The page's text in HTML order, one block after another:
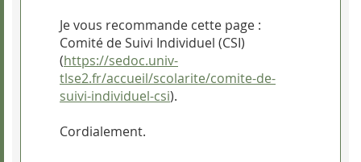
Je vous recommande cette page :
Comité de Suivi Individuel (CSI)
(https://sedoc.univ-
tlse2.fr/accueil/scolarite/comite-de-
suivi-individuel-csi).
Cordialement.